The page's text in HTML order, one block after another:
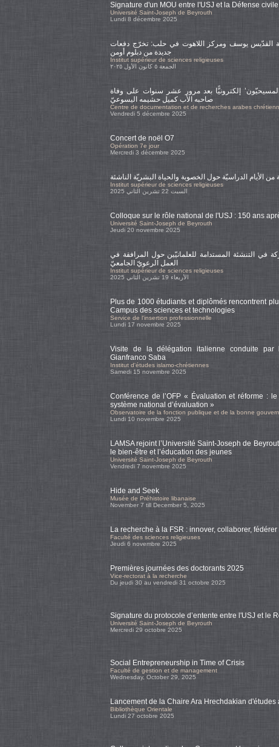
Signature d'un MOU entre l'USJ et la Défense civile
Université Saint-Joseph de Beyrouth
Lundi 8 décembre 2025
القدّيس يوسف ومركز اللاهوت في حلب: تخرّج دفعات
جديدة من دبلوم أومن
Institut supérieur de sciences religieuses
الجمعة ٥ كانون الأول ٢٠٢٥
إلكترونيًّا بعد مرور عشر سنوات على وفاة
صاحبه الأب كميل حشيمه اليسوعيّ
Centre de documentation et de recherches arabes
Vendredi 5 décembre 2025
Concert de noël O7
Opération 7e jour
Mercredi 3 décembre 2025
من الأيام الدراسيّة حول الخصوبة والحياة البشريّة الناشئة
Institut supérieur de sciences religieuses
السبت 22 تشرين الثاني 2025
Colloque sur le rôle national de l'USJ : 150 ans
Université Saint-Joseph de Beyrouth
Jeudi 20 novembre 2025
في التنشئة المستدامة للعلمانيّين حول المرافقة في
العمل الرعويّ الجامعيّ
Institut supérieur de sciences religieuses
الأربعاء 19 تشرين الثاني 2025
Plus de 1000 étudiants et diplômés rencontrent
Campus des sciences et technologies
Service de l'insertion professionnelle
Lundi 17 novembre 2025
Visite de la délégation italienne conduite par
Gianfranco Saba
Institut d'études islamo-chrétiennes
Samedi 15 novembre 2025
Conférence de l’OFP « Évaluation et réforme :
système national d’évaluation »
Observatoire de la fonction publique et de la bonne
Lundi 10 novembre 2025
LAMSA rejoint l’Université Saint-Joseph de
le bien-être et l’éducation des jeunes
Université Saint-Joseph de Beyrouth
Vendredi 7 novembre 2025
Hide and Seek
Musée de Préhistoire libanaise
November 7 till December 5, 2025
La recherche à la FSR : innover, collaborer, fédérer
Faculté des sciences religieuses
Jeudi 6 novembre 2025
Premières journées des doctorants 2025
Vice-rectorat à la recherche
Du jeudi 30 au vendredi 31 octobre 2025
Signature du protocole d’entente entre l'USJ et le
Université Saint-Joseph de Beyrouth
Mercredi 29 octobre 2025
Social Entrepreneurship in Time of Crisis
Faculté de gestion et de management
Wednesday, October 29, 2025
Lancement de la Chaire Ara Hrechdakian d'études
Bibliothèque Orientale
Lundi 27 octobre 2025